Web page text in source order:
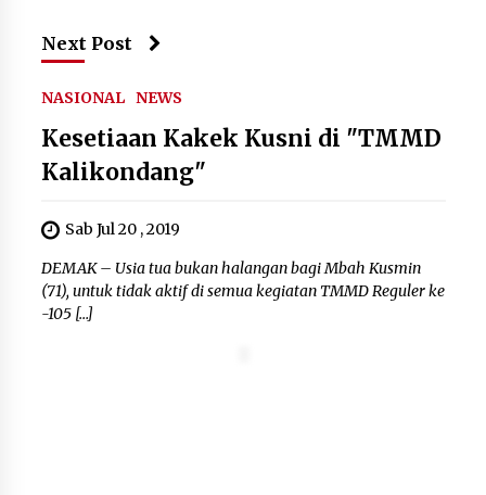
6 Agustus 2026
Kelas I Tangerang Gelar Cek
Lanjutan
Next Post
NASIONAL NEWS
Kesetiaan Kakek Kusni di "TMMD
Kalikondang"
Sab Jul 20 , 2019
DEMAK – Usia tua bukan halangan bagi Mbah Kusmin
(71), untuk tidak aktif di semua kegiatan TMMD Reguler ke
-105 […]